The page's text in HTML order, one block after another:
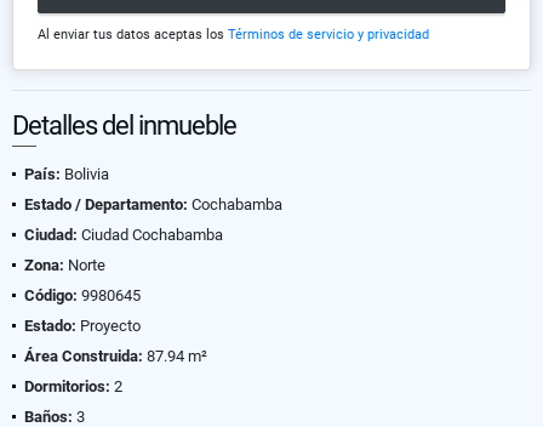
Al enviar tus datos aceptas los Términos de servicio y privacidad
Detalles del inmueble
País: Bolivia
Estado / Departamento: Cochabamba
Ciudad: Ciudad Cochabamba
Zona: Norte
Código: 9980645
Estado: Proyecto
Área Construida: 87.94 m²
Dormitorios: 2
Baños: 3